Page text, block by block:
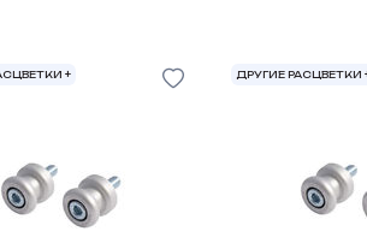
+ ДРУГИЕ РАСЦВЕТКИ